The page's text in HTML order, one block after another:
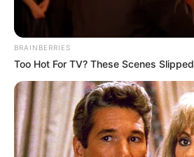
BRAINBERRIES
Too Hot For TV? These Scenes